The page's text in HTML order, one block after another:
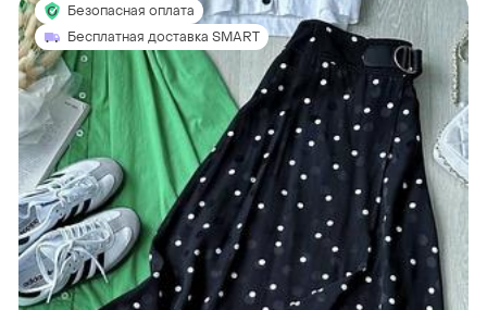
Безопасная оплата
Бесплатная доставка SMART